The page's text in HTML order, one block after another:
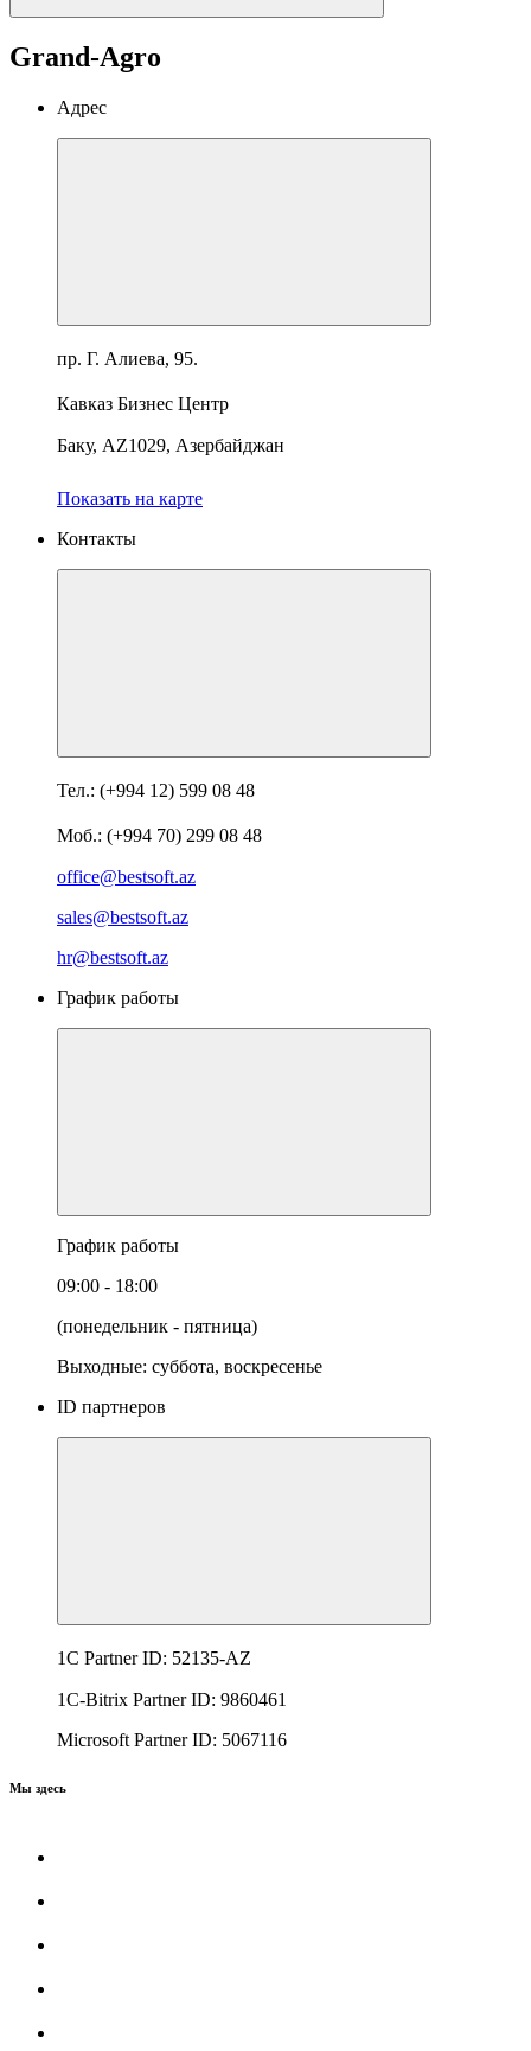
Grand-Agro
Адрес
пр. Г. Алиева, 95.
Кавказ Бизнес Центр
Баку, AZ1029, Азербайджан
Показать на карте
Контакты
Тел.: (+994 12) 599 08 48
Моб.: (+994 70) 299 08 48
office@bestsoft.az
sales@bestsoft.az
hr@bestsoft.az
График работы
График работы
09:00 - 18:00
(понедельник - пятница)
Выходные: суббота, воскресенье
ID партнеров
1C Partner ID: 52135-AZ
1C-Bitrix Partner ID: 9860461
Microsoft Partner ID: 5067116
Мы здесь